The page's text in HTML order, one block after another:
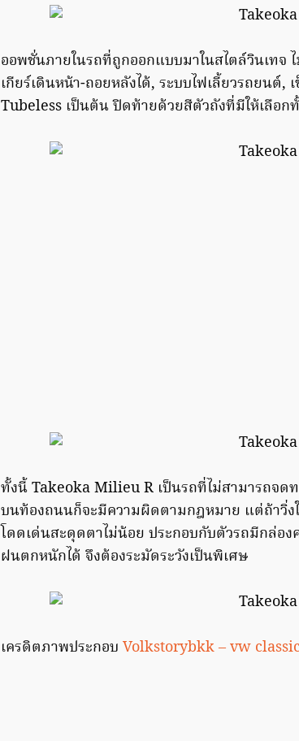
ออพชั่นภายในรถที่ถูกออกแบบมาในสไตล์วินเทจ
เกียร์เดินหน้า-ถอยหลังได้, ระบบไฟเลี้ยวรถยน
Tubeless เป็นต้น ปิดท้ายด้วยสีตัวถังที่มีให้เลือก
ทั้งนี้ Takeoka Milieu R เป็นรถที่ไม่สามารถจด
บนท้องถนนก็จะมีความผิดตามกฎหมาย แต่ถ้าวิ่ง
โดดเด่นสะดุดตาไม่น้อย ประกอบกับตัวรถมีกล่อง
ฝนตกหนักได้ จึงต้องระมัดระวังเป็นพิเศษ
เครดิตภาพประกอบ Volkstorybkk – vw